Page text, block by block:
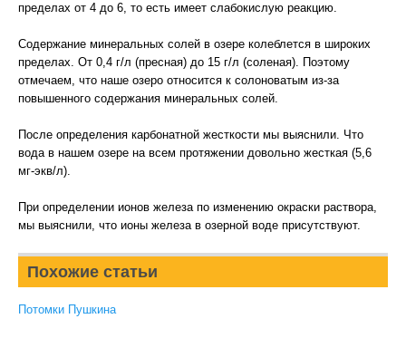
пределах от 4 до 6, то есть имеет слабокислую реакцию.
Содержание минеральных солей в озере колеблется в широких
пределах. От 0,4 г/л (пресная) до 15 г/л (соленая). Поэтому
отмечаем, что наше озеро относится к солоноватым из-за
повышенного содержания минеральных солей.
После определения карбонатной жесткости мы выяснили. Что
вода в нашем озере на всем протяжении довольно жесткая (5,6
мг-экв/л).
При определении ионов железа по изменению окраски раствора,
мы выяснили, что ионы железа в озерной воде присутствуют.
Похожие статьи
Потомки Пушкина